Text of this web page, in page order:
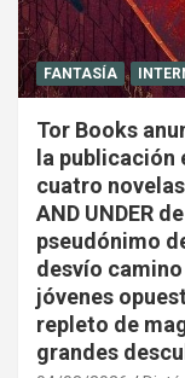
FANTASÍA
Tor Books
la
cuatro
AND UNDER
pseudónimo
desvío
jóvenes
repleto de
grandes